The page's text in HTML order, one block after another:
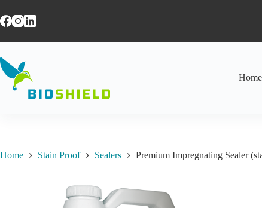
naar
de
Home
Home Stain Proof Sealers Premium Impregnating Sealer